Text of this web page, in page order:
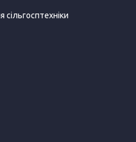
сільгосптехніки